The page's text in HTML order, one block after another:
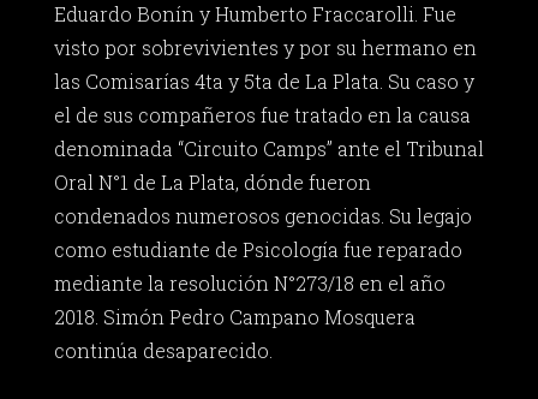
Eduardo Bonín y Humberto Fraccarolli. Fue
visto por sobrevivientes y por su hermano en
las Comisarías 4ta y 5ta de La Plata. Su caso y
el de sus compañeros fue tratado en la causa
denominada “Circuito Camps” ante el Tribunal
Oral N°1 de La Plata, dónde fueron
condenados numerosos genocidas. Su legajo
como estudiante de Psicología fue reparado
mediante la resolución N°273/18 en el año
2018. Simón Pedro Campano Mosquera
continúa desaparecido.